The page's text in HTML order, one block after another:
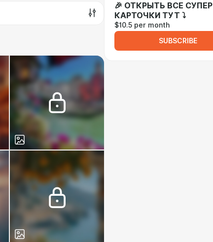
🎉 ОТКРЫТЬ ВСЕ СУПЕР
КАРТОЧКИ ТУТ ⤵
$10.5 per month
SUBSCRIBE